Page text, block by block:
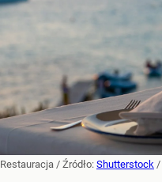
Restauracja / Źródło: Shutterstock /